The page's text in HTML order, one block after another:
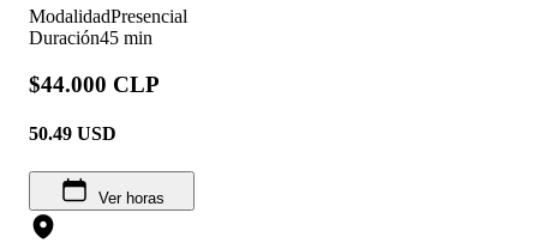
ModalidadPresencial
Duración45 min
$44.000 CLP
50.49 USD
Ver horas